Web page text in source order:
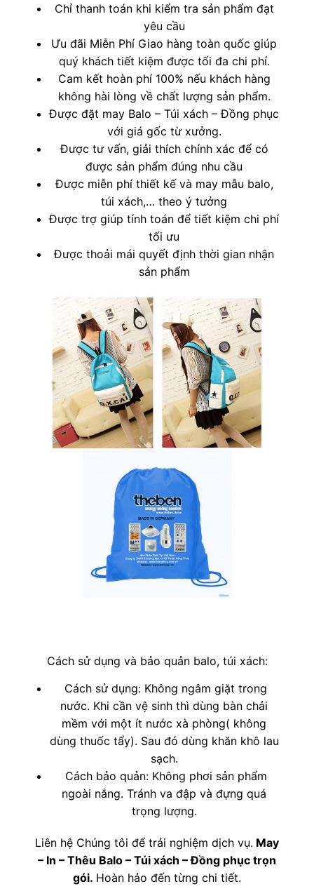
Chỉ thanh toán khi kiểm tra sản phẩm đạt
yêu cầu
Ưu đãi Miễn Phí Giao hàng toàn quốc giúp
quý khách tiết kiệm được tối đa chi phí.
Cam kết hoàn phí 100% nếu khách hàng
không hài lòng về chất lượng sản phẩm.
Được đặt may Balo – Túi xách – Đồng phục
với giá gốc từ xưởng.
Được tư vấn, giải thích chính xác để có
được sản phẩm đúng nhu cầu
Được miễn phí thiết kế và may mẫu balo,
túi xách,… theo ý tưởng
Được trợ giúp tính toán để tiết kiệm chi phí
tối ưu
Được thoải mái quyết định thời gian nhận
sản phẩm
Cách sử dụng và bảo quản balo, túi xách:
Cách sử dụng: Không ngâm giặt trong
nước. Khi cần vệ sinh thì dùng bàn chải
mềm với một ít nước xà phòng( không
dùng thuốc tẩy). Sau đó dùng khăn khô lau
sạch.
Cách bảo quản: Không phơi sản phẩm
ngoài nắng. Tránh va đập và đựng quá
trọng lượng.
Liên hệ Chúng tôi để trải nghiệm dịch vụ. May
– In – Thêu Balo – Túi xách – Đồng phục trọn
gói. Hoàn hảo đến từng chi tiết.